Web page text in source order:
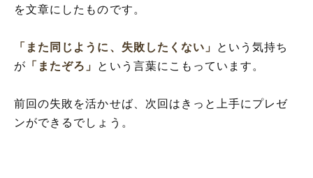
を文章にしたものです。
「また同じように、失敗したくない」
という気持ち
が 「またぞろ」 という言葉にこもっています。
前回の失敗を活かせば、次回はきっと上手にプレゼ
ンができるでしょう。